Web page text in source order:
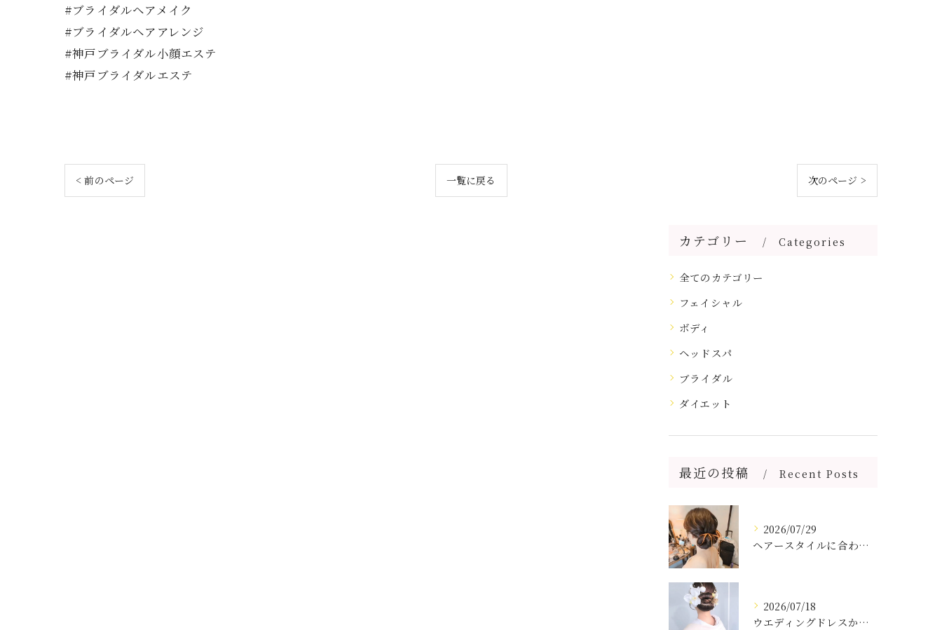
#ブライダルヘアメイク
#ブライダルヘアアレンジ
#神戸ブライダル小顔エステ
#神戸ブライダルエステ
< 前のページ 一覧に戻る 次のページ >
カテゴリー Categories
全てのカテゴリー
フェイシャル
ボディ
ヘッドスパ
ブライダル
ダイエット
最近の投稿 Recent Posts
2026/07/29
ヘアースタイルに合わせてリボンアレンジ🎀
2026/07/18
ウエディングドレスからお色直しで白無垢でした👘